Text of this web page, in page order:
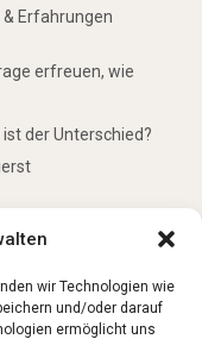
wir Technologien wie
und/oder darauf
ermöglicht uns
Erfahrungen
erfreuen, wie
der Unterschied?
haben sollte